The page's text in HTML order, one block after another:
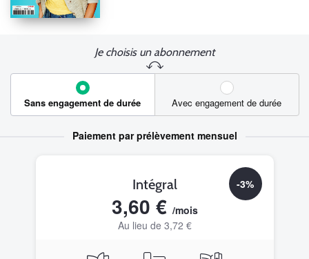
Je choisis un abonnement
Sans engagement de durée Avec engagement de durée
Paiement par prélèvement mensuel
-3%
Intégral
3,60 € /mois
Au lieu de 3,72 €